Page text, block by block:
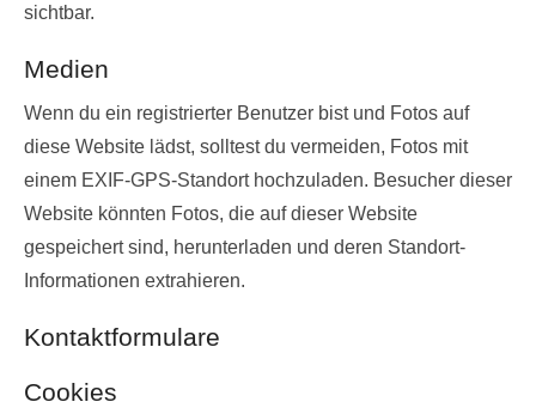
sichtbar.
Medien
Wenn du ein registrierter Benutzer bist und Fotos auf
diese Website lädst, solltest du vermeiden, Fotos mit
einem EXIF-GPS-Standort hochzuladen. Besucher dieser
Website könnten Fotos, die auf dieser Website
gespeichert sind, herunterladen und deren Standort-
Informationen extrahieren.
Kontaktformulare
Cookies